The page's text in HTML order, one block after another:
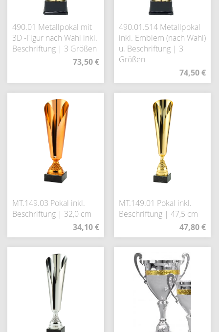
490.01 Metallpokal mit
3D -Figur nach Wahl inkl.
Beschriftung | 3 Größen
73,50 €
490.01.514 Metallpokal
inkl. Emblem (nach Wahl)
u. Beschriftung | 3
Größen
74,50 €
MT.149.03 Pokal inkl.
Beschriftung | 32,0 cm
34,10 €
MT.149.01 Pokal inkl.
Beschriftung | 47,5 cm
47,80 €